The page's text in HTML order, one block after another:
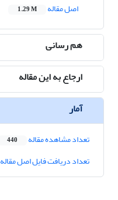
اصل مقاله
1.29 M
هم رسانی
ارجاع به این مقاله
آمار
تعداد مشاهده مقاله 440
تعداد دریافت فایل اصل مقاله